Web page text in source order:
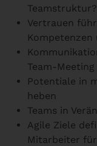
Teamstruktur?
Vertrauen
Kompetenzen
Team-Meeting
Potentiale in
heben
Teams in
Agile Ziele
Mitarbeiter